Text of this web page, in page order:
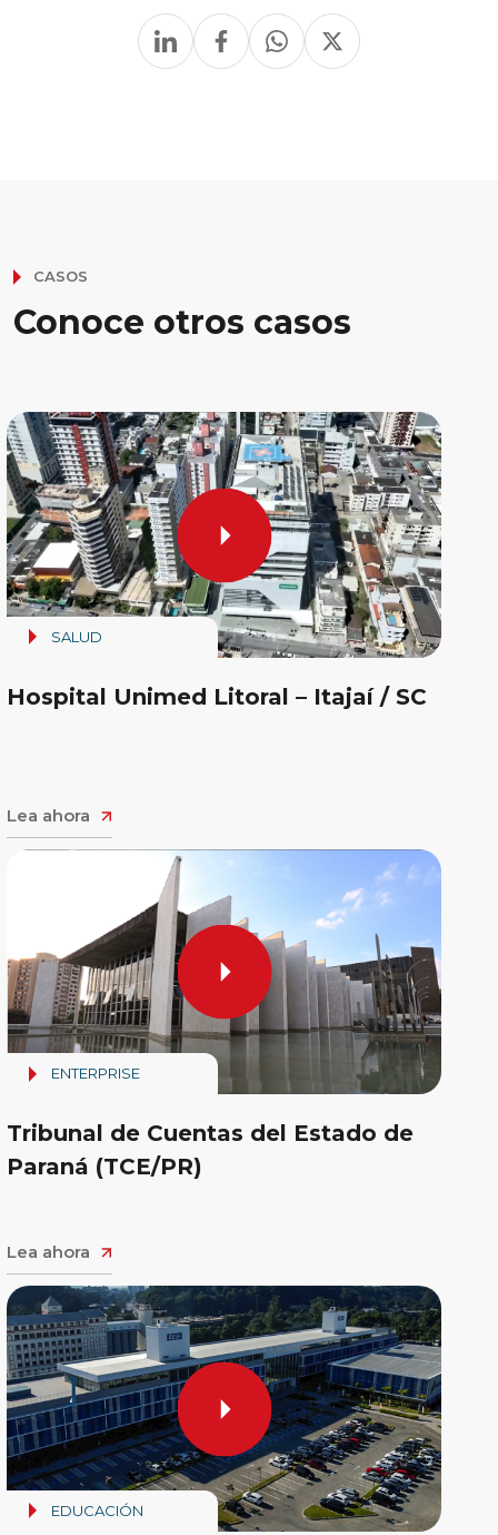
CASOS
Conoce otros casos
SALUD
Hospital Unimed Litoral – Itajaí / SC
Lea ahora
ENTERPRISE
Tribunal de Cuentas del Estado de
Paraná (TCE/PR)
Lea ahora
EDUCACIÓN